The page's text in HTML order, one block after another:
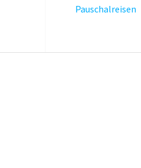
Pauschalreisen